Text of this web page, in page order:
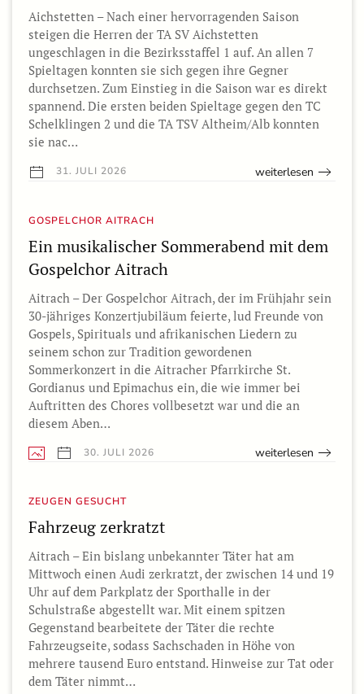
Aichstetten – Nach einer hervorragenden Saison
steigen die Herren der TA SV Aichstetten
ungeschlagen in die Bezirksstaffel 1 auf. An allen 7
Spieltagen konnten sie sich gegen ihre Gegner
durchsetzen. Zum Einstieg in die Saison war es direkt
spannend. Die ersten beiden Spieltage gegen den TC
Schelklingen 2 und die TA TSV Altheim/Alb konnten
sie nac…
31. JULI 2026 weiterlesen
GOSPELCHOR AITRACH
Ein musikalischer Sommerabend mit dem
Gospelchor Aitrach
Aitrach – Der Gospelchor Aitrach, der im Frühjahr sein
30-jähriges Konzertjubiläum feierte, lud Freunde von
Gospels, Spirituals und afrikanischen Liedern zu
seinem schon zur Tradition gewordenen
Sommerkonzert in die Aitracher Pfarrkirche St.
Gordianus und Epimachus ein, die wie immer bei
Auftritten des Chores vollbesetzt war und die an
diesem Aben…
30. JULI 2026 weiterlesen
ZEUGEN GESUCHT
Fahrzeug zerkratzt
Aitrach – Ein bislang unbekannter Täter hat am
Mittwoch einen Audi zerkratzt, der zwischen 14 und 19
Uhr auf dem Parkplatz der Sporthalle in der
Schulstraße abgestellt war. Mit einem spitzen
Gegenstand bearbeitete der Täter die rechte
Fahrzeugseite, sodass Sachschaden in Höhe von
mehrere tausend Euro entstand. Hinweise zur Tat oder
dem Täter nimmt…